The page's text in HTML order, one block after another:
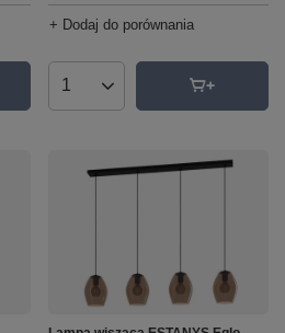
+ Dodaj do porównania
Ilość produktów